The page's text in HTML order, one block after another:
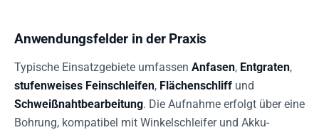
Anwendungsfelder in der Praxis
Typische Einsatzgebiete umfassen Anfasen, Entgraten,
stufenweises Feinschleifen, Flächenschliff und
Schweißnahtbearbeitung. Die Aufnahme erfolgt über eine
Bohrung, kompatibel mit Winkelschleifer und Akku-